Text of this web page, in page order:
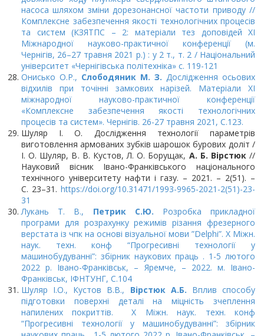
насоса шляхом зміни дорезонансної частоти приводу //
Комплексне забезпечення якості технологічних процесів
та систем (КЗЯТПС – 2: матеріали тез доповідей XІ
Міжнародної науково-практичної конференції (м.
Чернігів, 26–27 травня 2021 р.) : у 2 т., т. 2 / Національний
університет «Чернігівська політехніка» с. 119-121
Онисько О.Р., Cлободяник М. З. Дослідження осьових
відхилів при точінні замкових нарізей. Матеріали ХІ
міжнародної науково-практичної конференції
«Комплексне забезпечення якості технологічних
процесів та систем». Чернігів. 26-27 травня 2021, С.123.
Шуляр І. О. Дослідження технології параметрів
виготовлення армованих зубків шарошок бурових доліт /
І. О. Шуляр, В. В. Кустов, Л. О. Борущак, А. Б. Вірстюк//
Науковий вісник Івано-Франківського національного
технічного університету нафти і газу. – 2021. – 2(51). –
C. 23–31. https://doi.org/10.31471/1993-9965-2021-2(51)-23-
31
Лукань Т. В., Петрик С.Ю. Розробка прикладної
програми для розрахунку режимів різання фрезерного
верстата із чпк на основі візуальної мови ”Delphi”. Х Міжн.
наук. техн. конф “Прогресивні технології у
машинобудуванні”: збірник наукових праць . 1-5 лютого
2022 р. Івано-Франківськ, – Яремче, – 2022. м. Івано-
Франківськ, ІФНТУНГ, C.104
Шуляр І.О., Кустов В.В., Вірстюк А.Б. Вплив способу
підготовки поверхні деталі на міцність зчеплення
напилених покриттів. Х Міжн. наук. техн. конф
“Прогресивні технології у машинобудуванні”: збірник